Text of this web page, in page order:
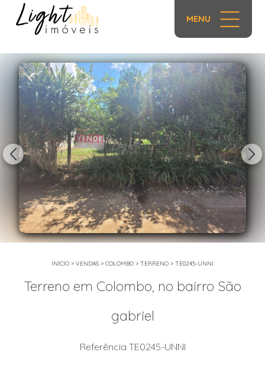
MENU
INÍCIO > VENDAS > COLOMBO > TERRENO > TE0245-UNNI
Terreno em Colombo, no bairro São
gabriel
Referência TE0245-UNNI